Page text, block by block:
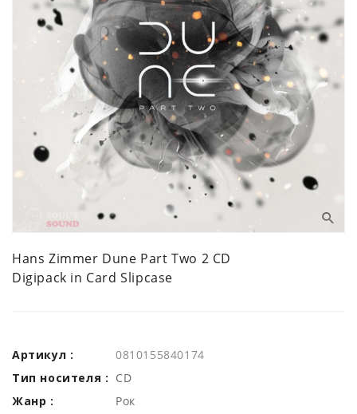
Hans Zimmer Dune Part Two 2 CD
Digipack in Card Slipcase
Артикул :
0810155840174
Тип носителя : CD
Жанр :
Рок